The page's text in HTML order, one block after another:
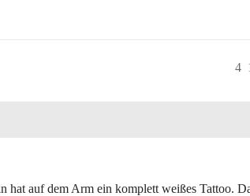
4
hat auf dem Arm ein komplett weißes Tattoo.